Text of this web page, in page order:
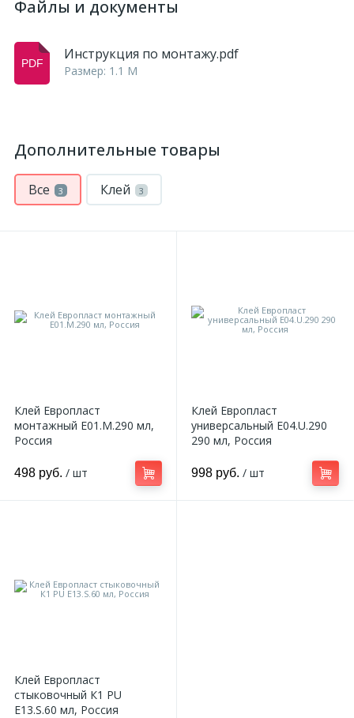
Файлы и документы
Инструкция по монтажу.pdf
Размер: 1.1 M
Дополнительные товары
Все 3 Клей 3
Клей Европласт
монтажный E01.M.290 мл,
Россия
498 руб. / шт
Клей Европласт
универсальный E04.U.290
290 мл, Россия
998 руб. / шт
Клей Европласт
стыковочный К1 PU
E13.S.60 мл, Россия